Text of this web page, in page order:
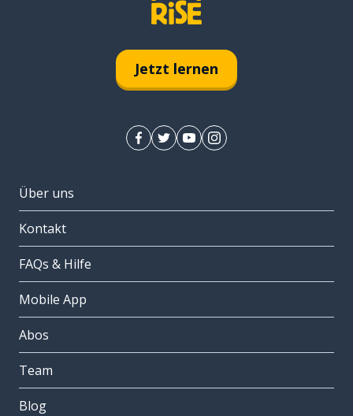
Jetzt lernen
Über uns
Kontakt
FAQs & Hilfe
Mobile App
Abos
Team
Blog